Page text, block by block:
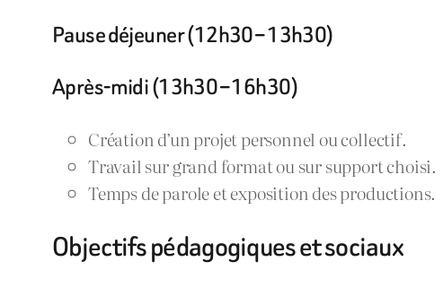
Pause déjeuner (12h30 – 13h30)
Après-midi (13h30 – 16h30)
Création d’un projet personnel ou collectif.
Travail sur grand format ou sur support choisi.
Temps de parole et exposition des productions.
Objectifs pédagogiques et sociaux